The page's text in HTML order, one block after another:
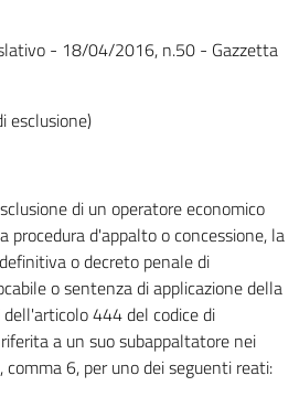
- 18/04/2016, n.50 - Gazzetta
esclusione)
di un operatore economico
procedura d'appalto o concessione, la
o decreto penale di
o sentenza di applicazione della
444 del codice di
a un suo subappaltatore nei
6, per uno dei seguenti reati: